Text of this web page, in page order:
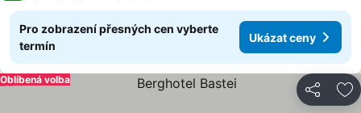
Pro zobrazení přesných cen vyberte
termín
Ukázat ceny
Sdílet
Oblíbená volba